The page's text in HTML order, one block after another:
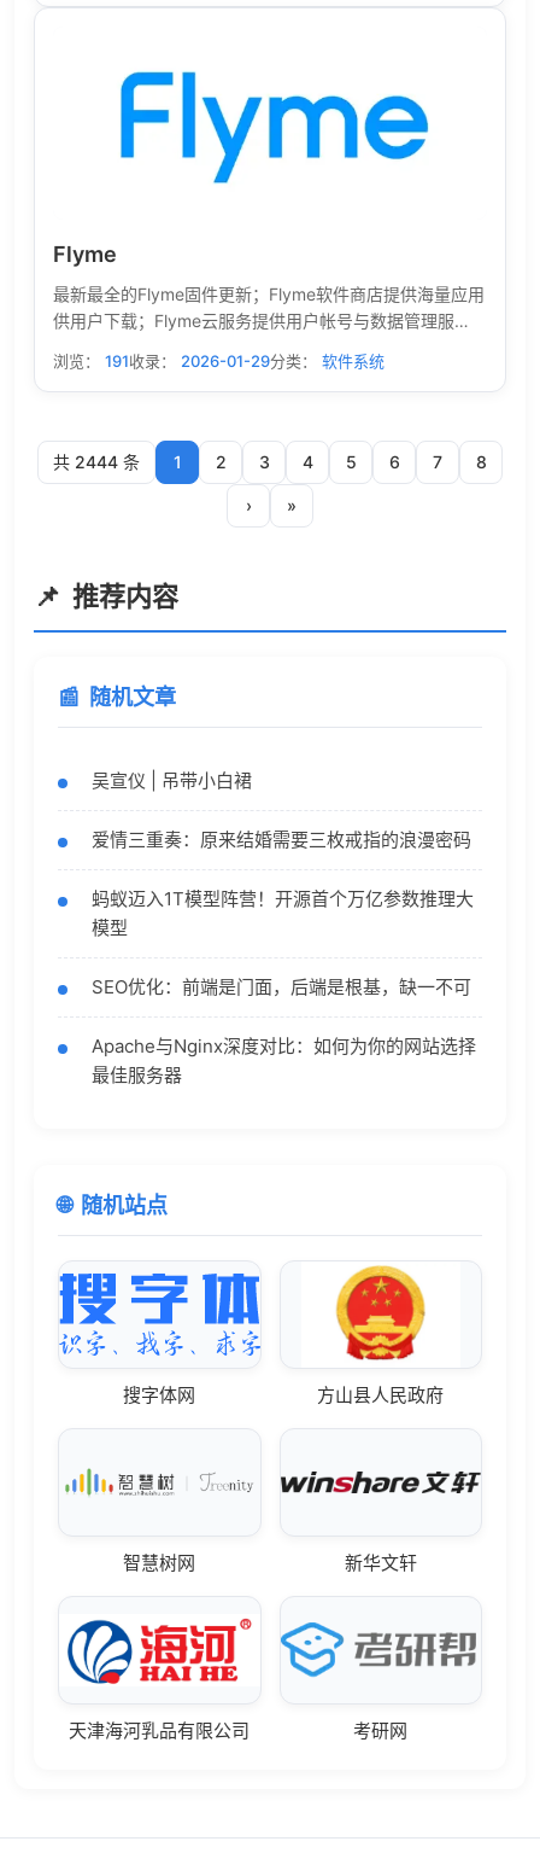
综合金融服务集团，不断完善覆盖境内境外、线上线下的
Flyme
最新最全的Flyme固件更新；Flyme软件商店提供海量应用
供用户下载；Flyme云服务提供用户帐号与数据管理服
最新的Flyme资讯。
浏览： 191收录： 2026-01-29分类： 软件系统
共 2444 条 1 2 3 4 5 6 7 8
› »
推荐内容
随机文章
吴宣仪 | 吊带小白裙
爱情三重奏：原来结婚需要三枚戒指的浪漫密码
蚂蚁迈入1T模型阵营！开源首个万亿参数推理大
模型
SEO优化：前端是门面，后端是根基，缺一不可
Apache与Nginx深度对比：如何为你的网站选择
最佳服务器
随机站点
搜字体网 方山县人民政府
智慧树网 新华文轩
天津海河乳品有限公司 考研网